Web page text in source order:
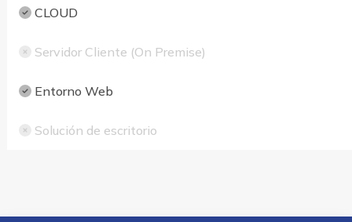
CLOUD
Servidor Cliente (On Premise)
Entorno Web
Solución de escritorio